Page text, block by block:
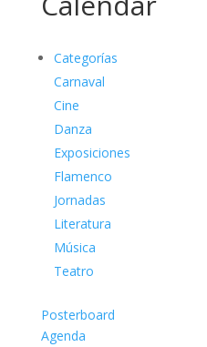
Categorías
Carnaval
Cine
Danza
Exposiciones
Flamenco
Jornadas
Literatura
Música
Teatro
Posterboard
Agenda